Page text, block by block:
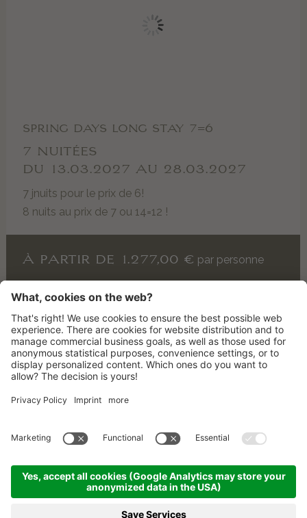
SPRING DAYS LONG STAY 7=6
7 NUITÉES
DU 13.03.2027 AU 28.03.2027
7 jnuits pour le prix de 6!
8 nuits au prix de 7 ou 14=12 !
À PARTIR DE 1.277,00 € par personne
Aperçu de toutes les chambres
ARRIVÉE
CONTACT
NEWSLETTER
LAGACIÓ HOTEL MOUNTAIN RESIDENCE.CIN: IT021006B4OWB2UW3J
PLAN DU SITE ARRIVÉE